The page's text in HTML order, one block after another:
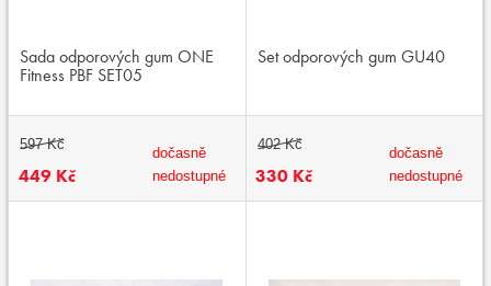
Sada odporových gum ONE
Fitness PBF SET05
597 Kč
449 Kč
dočasně
nedostupné
Set odporových gum GU40
402 Kč
330 Kč
dočasně
nedostupné